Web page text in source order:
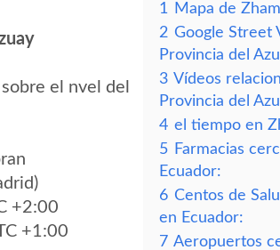
el nvel del
+2:00
+1:00
1
Mapa de
2 Google Street
Provincia del
3 Vídeos
Provincia del
4 el tiempo en
5 Farmacias
Ecuador:
6 Centos de
en Ecuador:
7 Aeropuertos